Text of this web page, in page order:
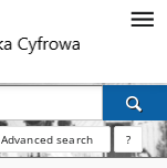
Advanced search ?